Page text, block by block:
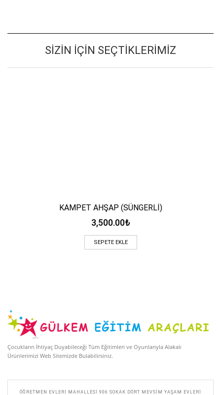
SIZIN İÇIN SEÇTIKLERIMIZ
KAMPET AHŞAP (SÜNGERLİ)
3,500.00₺
SEPETE EKLE
Çocukların İhtiyaç Duyabileceği Tüm Eğitimleri ve Oyunlarıyla Alakalı
Ürünlerimizi Web Sitemizde Bulabilirsiniz.
ÖĞRETMEN EVLERI MAHALLESI 906 SOKAK DÖRT MEVSIM YAŞAM EVLERI